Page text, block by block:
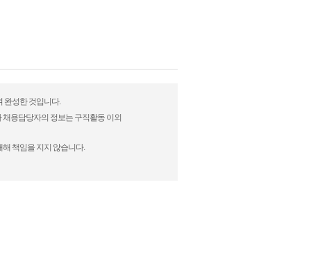
완성한 것입니다.
용담당자의 정보는 구직활동 이외
책임을 지지 않습니다.